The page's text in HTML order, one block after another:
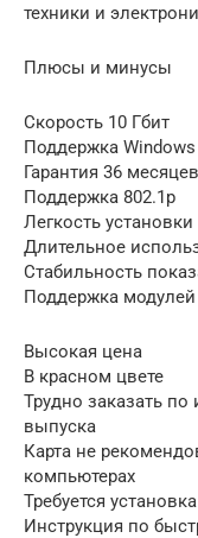
техники и
Плюсы и минусы
Скорость 10 Гбит
Поддержка Windows
Гарантия 36 месяцев
Поддержка 802.1p
Легкость установки
Длительное
Стабильность
Поддержка
Высокая цена
В красном цвете
Трудно заказать по
выпуска
Карта не
компьютерах
Требуется
Инструкция по